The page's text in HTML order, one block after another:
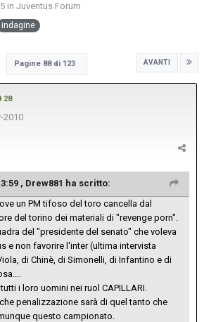
in Juventus Forum
indagine
AVANTI
Pagine 88 di 123
28
2010
, Drew881 ha scritto:
un PM tifoso del toro cancella dal
del torino dei materiali di "revenge porn".
del "presidente del senato" che voleva
e non favorire l'inter (ultima intervista
di Chinè, di Simonelli, di Infantino e di
i loro uomini nei ruol CAPILLARI.
penalizzazione sarà di quel tanto che
questo campionato.